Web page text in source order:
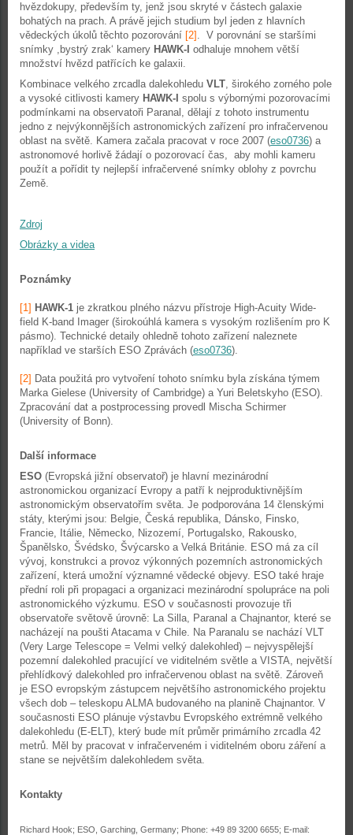
hvězdokupy, především ty, jenž jsou skryté v částech galaxie
bohatých na prach. A právě jejich studium byl jeden z hlavních
vědeckých úkolů těchto pozorování [2] . V porovnání se staršími
snímky ,bystrý zrak‘ kamery HAWK-I odhaluje mnohem větší
množství hvězd patřících ke galaxii.
Kombinace velkého zrcadla dalekohledu VLT, širokého zorného pole
a vysoké citlivosti kamery HAWK-I spolu s výbornými pozorovacími
podmínkami na observatoři Paranal, dělají z tohoto instrumentu
jedno z nejvýkonnějších astronomických zařízení pro infračervenou
oblast na světě. Kamera začala pracovat v roce 2007 (eso0736) a
astronomové horlivě žádají o pozorovací čas, aby mohli kameru
použít a pořídit ty nejlepší infračervené snímky oblohy z povrchu
Země.
Zdroj
Obrázky a videa
Poznámky
[1] HAWK-1 je zkratkou plného názvu přístroje High-Acuity Wide-
field K-band Imager (širokoúhlá kamera s vysokým rozlišením pro K
pásmo). Technické detaily ohledně tohoto zařízení naleznete
například ve starších ESO Zprávách (eso0736).
[2] Data použitá pro vytvoření tohoto snímku byla získána týmem
Marka Gielese (University of Cambridge) a Yuri Beletskyho (ESO).
Zpracování dat a postprocessing provedl Mischa Schirmer
(University of Bonn).
Další informace
ESO (Evropská jižní observatoř) je hlavní mezinárodní
astronomickou organizací Evropy a patří k nejproduktivnějším
astronomickým observatořím světa. Je podporována 14 členskými
státy, kterými jsou: Belgie, Česká republika, Dánsko, Finsko,
Francie, Itálie, Německo, Nizozemí, Portugalsko, Rakousko,
Španělsko, Švédsko, Švýcarsko a Velká Británie. ESO má za cíl
vývoj, konstrukci a provoz výkonných pozemních astronomických
zařízení, která umožní významné vědecké objevy. ESO také hraje
přední roli při propagaci a organizaci mezinárodní spolupráce na poli
astronomického výzkumu. ESO v současnosti provozuje tři
observatoře světově úrovně: La Silla, Paranal a Chajnantor, které se
nacházejí na poušti Atacama v Chile. Na Paranalu se nachází VLT
(Very Large Telescope = Velmi velký dalekohled) – nejvyspělejší
pozemní dalekohled pracující ve viditelném světle a VISTA, největší
přehlídkový dalekohled pro infračervenou oblast na světě. Zároveň
je ESO evropským zástupcem největšího astronomického projektu
všech dob – teleskopu ALMA budovaného na planině Chajnantor. V
současnosti ESO plánuje výstavbu Evropského extrémně velkého
dalekohledu (E-ELT), který bude mít průměr primárního zrcadla 42
metrů. Měl by pracovat v infračerveném i viditelném oboru záření a
stane se největším dalekohledem světa.
Kontakty
Richard Hook; ESO, Garching, Germany; Phone: +49 89 3200 6655; E-mail: